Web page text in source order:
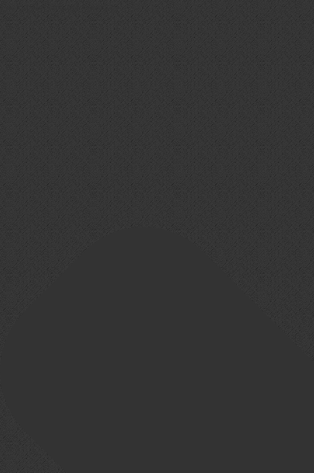
Cookie-Zustimmung verwalten